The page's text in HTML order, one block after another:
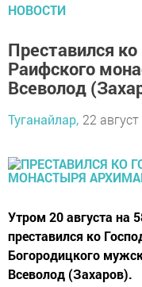
НОВОСТИ
Преставился
Раифского
Всеволод
Туганайлар, 22
Утром 20 августа на
преставился ко
Богородицкого
Всеволод (Захаров).